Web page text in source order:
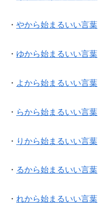
・ やから始まるいい言葉
・ ゆから始まるいい言葉
・ よから始まるいい言葉
・ らから始まるいい言葉
・ りから始まるいい言葉
・ るから始まるいい言葉
・ れから始まるいい言葉